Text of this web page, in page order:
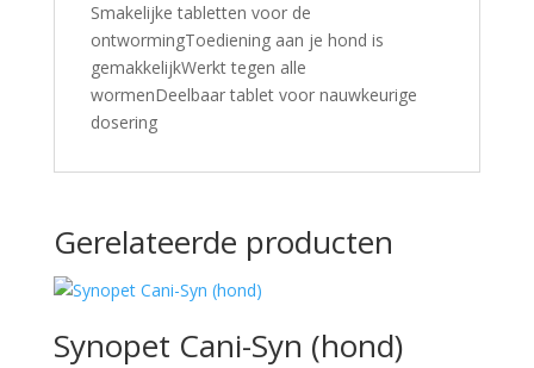
Smakelijke tabletten voor de
ontwormingToediening aan je hond is
gemakkelijkWerkt tegen alle
wormenDeelbaar tablet voor nauwkeurige
dosering
Gerelateerde producten
Synopet Cani-Syn (hond)